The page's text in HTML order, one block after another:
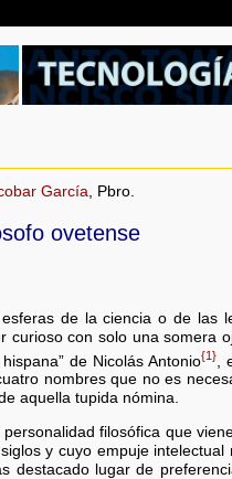
García , Pbro.
ovetense
de la ciencia o de las
con solo una somera
de Nicolás Antonio{1}
,
nombres que no es
aquella tupida nómina.
filosófica que
y cuyo empuje
destacado lugar de